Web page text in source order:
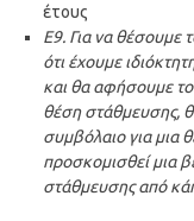
έτους
Ε9. Για να θέσουμε
ότι έχουμε
και θα αφήσουμε το
θέση στάθμευσης,
συμβόλαιο για μια
προσκομισθεί μια
στάθμευσης από